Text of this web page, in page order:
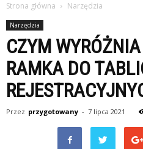
Strona główna Narzędzia
Narzędzia
CZYM
RAMKA DO
Przez przygotowany - 7 lipca 2021